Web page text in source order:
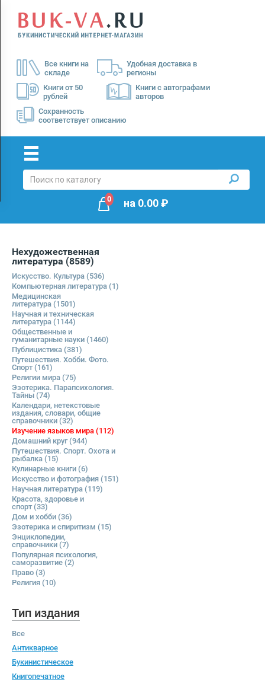
Все книги на
складе
Удобная доставка в
регионы
Книги от 50
рублей
Книги с автографами
авторов
Сохранность
соответствует описанию
Menu
Доставка
Оплата
0 на 0.00₽
Нехудожественная
литература (8589)
Искусство. Культура (536)
Компьютерная литература (1)
Медицинская
литература (1501)
Научная и техническая
литература (1144)
Общественные и
гуманитарные науки (1460)
Публицистика (381)
Путешествия. Хобби. Фото.
Спорт(161)
Религии мира (75)
Эзотерика. Парапсихология.
Тайны (74)
Календари, нетекстовые
издания, словари, общие
справочники (32)
Изучение языков мира (112)
Домашний круг(944)
Путешествия. Спорт. Охота и
рыбалка (15)
Кулинарные книги (6)
Искусство и фотография (151)
Научная литература (119)
Красота, здоровье и
спорт(33)
Дом и хобби (36)
Эзотерика и спиритизм (15)
Энциклопедии,
справочники (7)
Популярная психология,
саморазвитие (2)
Право (3)
Религия (10)
Тип издания
Все
Антикварное
Букинистическое
Книгопечатное